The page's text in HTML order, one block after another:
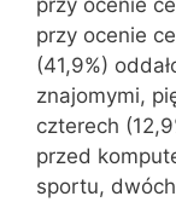
przy ocenie
(41,9%)
znajomymi,
czterech
przed
sportu,